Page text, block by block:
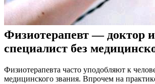
Физиотерапевт — доктор
специалист без
Физиотерапевта часто уподобляют к
медицинского звания. Впрочем на